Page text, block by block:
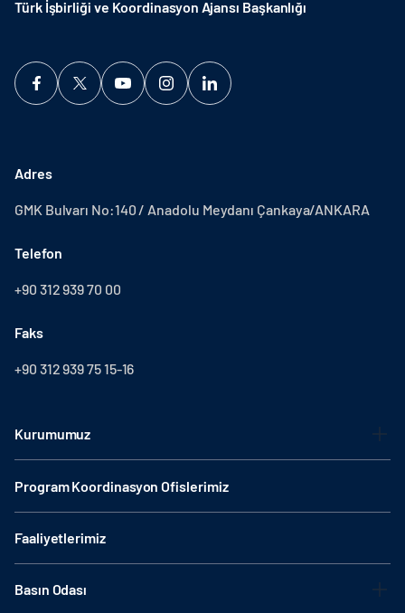
Türk İşbirliği ve Koordinasyon Ajansı Başkanlığı
Adres
GMK Bulvarı No:140 / Anadolu Meydanı Çankaya/ANKARA
Telefon
+90 312 939 70 00
Faks
+90 312 939 75 15-16
Kurumumuz
Program Koordinasyon Ofislerimiz
Faaliyetlerimiz
Basın Odası